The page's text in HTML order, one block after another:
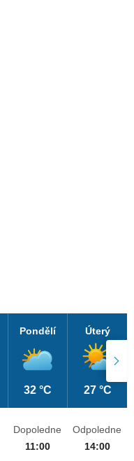
Pondělí
32 °C
Úterý
27 °C
Dopoledne
11:00
Odpoledne
14:00